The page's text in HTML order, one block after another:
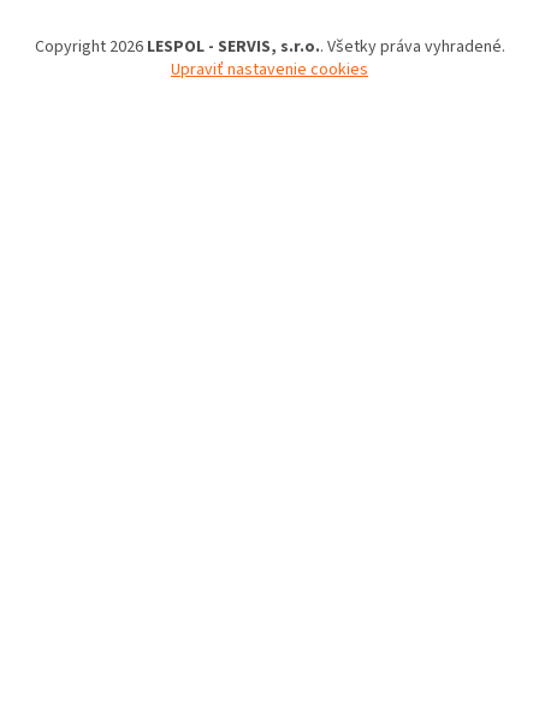
Copyright 2026 LESPOL - SERVIS, s.r.o.. Všetky práva vyhradené.
Upraviť nastavenie cookies